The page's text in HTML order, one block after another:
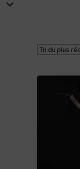
Ajouter à